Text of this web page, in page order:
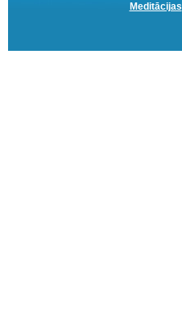
Meditācijas